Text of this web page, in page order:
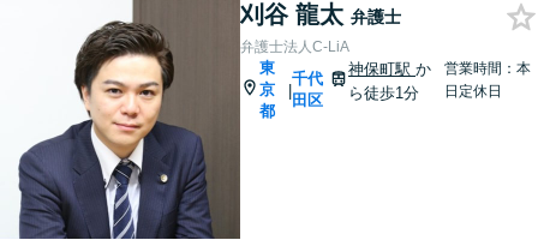
刈谷 龍太 弁護士
弁護士法人C-LiA
東
京
都
|
千代
田区
神保町駅か
ら徒歩1分
営業時間：本
日定休日